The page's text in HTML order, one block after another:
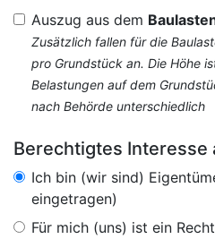
Auszug aus dem
Zusätzlich fallen für die
pro Grundstück an. Die Höhe
Belastungen auf dem
nach Behörde unterschiedlich
Berechtigtes Interesse
Ich bin (wir sind)
eingetragen)
Für mich (uns) ist ein